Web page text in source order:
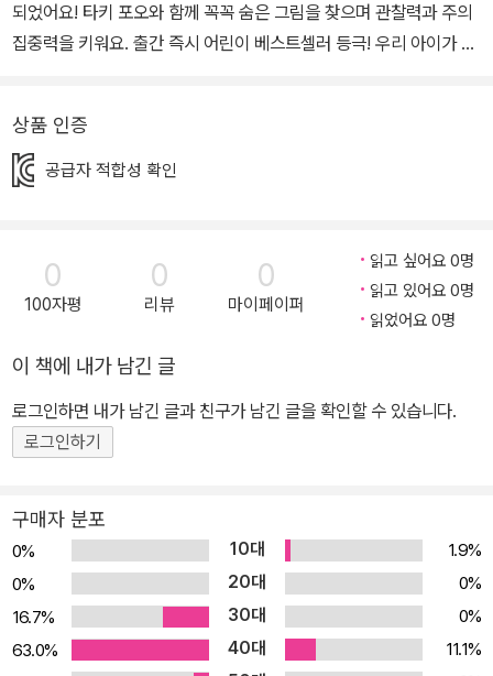
되었어요! 타키 포오와 함께 꼭꼭 숨은 그림을 찾으며 관찰력과 주의
집중력을 키워요. 출간 즉시 어린이 베스트셀러 등극! 우리 아이가 가
속에 등장하는 황혼의 숲, 얼렁뚱땅 상식스쿨을 비롯해 다양한 테마
의 숨은 그림 찾기로 구성되어 있어 더욱 재미있게 책을 즐길 수 있습
에도 도전해 보세요! 어느새 우리 아이의 관찰력과 주의집중력이 쑥
쑥 자라날 거예요. 타키 포오와 함께 눈을 뜨고 꼭꼭 숨은 그림을 찾다
보면 어느새 관찰력과 주의집중력이 쑥쑥 자라나요! 반짝반짝 보석
광산, 우글우글 몬스터 던전, 달콤한 디저트 가게 등 눈이 즐거워지는
다양한 타키 포오 테마가 가득한 숨은 그림 찾기 책입니다. ‘『타키 포
오 숨은 그림 찾기』 속엔 『타키 포오 코믹 어드벤처』, 『타키 포오 얼렁
뚱땅 상식스쿨』, 『타키 포오의 이세계 여행사』, 『타키 포오 탐정 사무
더욱 흥미진진하게 숨은 그림 찾기를 즐길 수 있습니다. 타키 포오와
함께 눈과 손을 사용해 요리조리 다양한 테마에 숨은 그림을 찾는 과
정은 우리 아이의 소근육 발달과 관찰력, 주의집중력 향상에도 도움
이 됩니다. 타키 포오와 함께 꼭꼭 숨은 그림을 찾아보세요! 숨은 그림
을 모두 찾았다면 ‘미로 찾기’와 ‘다른 그림 찾기’에 도전! 『타키 포오
숨은 그림 찾기』 한 권으로 다양한 놀이를 즐겨요. 이 책엔 아홉 가지
상품 인증
공급자 적합성 확인
0
100자평
0
리뷰
0
마이페이퍼
읽고 싶어요 0명
읽고 있어요 0명
읽었어요 0명
이 책에 내가 남긴 글
로그인하면 내가 남긴 글과 친구가 남긴 글을 확인할 수 있습니다.
로그인하기
구매자 분포
0% 10대
1.9%
0%
20대
0%
16.7%
30대
0%
63.0%
40대
11.1%